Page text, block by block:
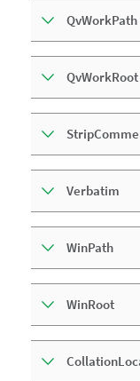
QvWorkPath
QvWorkRoot
Verbatim
WinPath
WinRoot